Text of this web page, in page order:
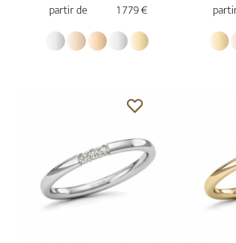
partir de
1 779 €